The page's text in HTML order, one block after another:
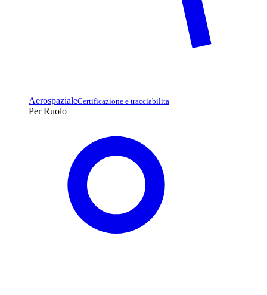
AerospazialeCertificazione e tracciabilita
Per Ruolo